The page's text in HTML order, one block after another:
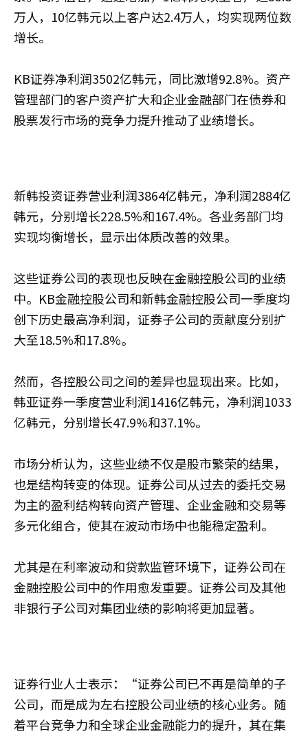
万人，10亿韩元以上客户达2.4万人，均实现两位数
增长。
KB证券净利润3502亿韩元，同比激增92.8%。资产
管理部门的客户资产扩大和企业金融部门在债券和
股票发行市场的竞争力提升推动了业绩增长。
新韩投资证券营业利润3864亿韩元，净利润2884亿
韩元，分别增长228.5%和167.4%。各业务部门均
实现均衡增长，显示出体质改善的效果。
这些证券公司的表现也反映在金融控股公司的业绩
中。KB金融控股公司和新韩金融控股公司一季度均
创下历史最高净利润，证券子公司的贡献度分别扩
大至18.5%和17.8%。
然而，各控股公司之间的差异也显现出来。比如，
韩亚证券一季度营业利润1416亿韩元，净利润1033
亿韩元，分别增长47.9%和37.1%。
市场分析认为，这些业绩不仅是股市繁荣的结果，
也是结构转变的体现。证券公司从过去的委托交易
为主的盈利结构转向资产管理、企业金融和交易等
多元化组合，使其在波动市场中也能稳定盈利。
尤其是在利率波动和贷款监管环境下，证券公司在
金融控股公司中的作用愈发重要。证券公司及其他
非银行子公司对集团业绩的影响将更加显著。
证券行业人士表示：“证券公司已不再是简单的子
公司，而是成为左右控股公司业绩的核心业务。随
着平台竞争力和全球企业金融能力的提升，其在集